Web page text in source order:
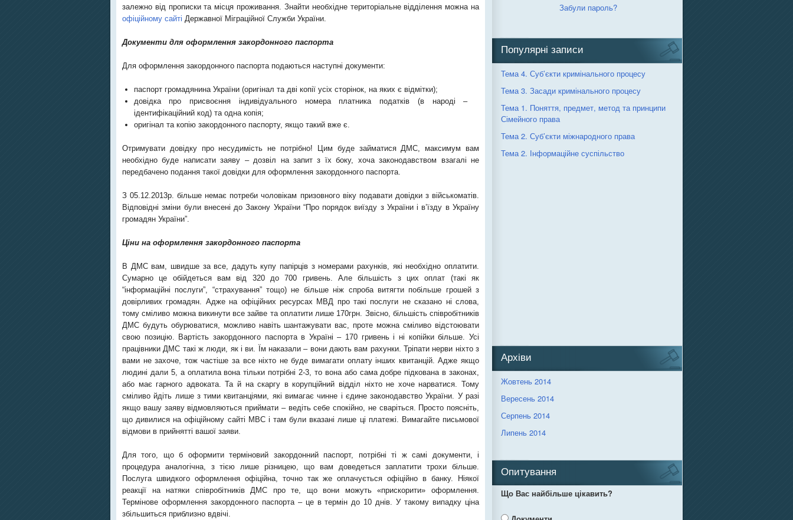
залежно від прописки та місця проживання. Знайти необхідне територіальне відділення можна на
офіційному сайті Державної Міграційної Служби України.
Документи для оформлення закордонного паспорта
Для оформлення закордонного паспорта подаються наступні документи:
паспорт громадянина України (оригінал та дві копії усіх сторінок, на яких є відмітки);
довідка про присвоєння індивідуального номера платника податків (в народі –
ідентифікаційний код) та одна копія;
оригінал та копію закордонного паспорту, якщо такий вже є.
Отримувати довідку про несудимість не потрібно! Цим буде займатися ДМС, максимум вам
необхідно буде написати заяву – дозвіл на запит з їх боку, хоча законодавством взагалі не
передбачено подання такої довідки для оформлення закордонного паспорта.
З 05.12.2013р. більше немає потреби чоловікам призовного віку подавати довідки з військоматів.
Відповідні зміни були внесені до Закону України “Про порядок виїзду з України і в’їзду в Україну
громадян України”.
Ціни на оформлення закордонного паспорта
В ДМС вам, швидше за все, дадуть купу папірців з номерами рахунків, які необхідно оплатити.
Сумарно це обійдеться вам від 320 до 700 гривень. Але більшість з цих оплат (такі як
“інформаційні послуги”, “страхування” тощо) не більше ніж спроба витягти побільше грошей з
довірливих громадян. Адже на офіційних ресурсах МВД про такі послуги не сказано ні слова,
тому сміливо можна викинути все зайве та оплатити лише 170грн. Звісно, більшість співробітників
ДМС будуть обурюватися, можливо навіть шантажувати вас, проте можна сміливо відстоювати
свою позицію. Вартість закордонного паспорта в Україні – 170 гривень і ні копійки більше. Усі
працівники ДМС такі ж люди, як і ви. Їм наказали – вони дають вам рахунки. Тріпати нерви ніхто з
вами не захоче, тож частіше за все ніхто не буде вимагати оплату інших квитанцій. Адже якщо
людині дали 5, а оплатила вона тільки потрібні 2-3, то вона або сама добре підкована в законах,
або має гарного адвоката. Та й на скаргу в корупційний відділ ніхто не хоче нарватися. Тому
сміливо йдіть лише з тими квитанціями, які вимагає чинне і єдине законодавство України. У разі
якщо вашу заяву відмовляються приймати – ведіть себе спокійно, не сваріться. Просто поясніть,
що дивилися на офіційному сайті МВС і там були вказані лише ці платежі. Вимагайте письмової
відмови в прийнятті вашої заяви.
Для того, що б оформити терміновий закордонний паспорт, потрібні ті ж самі документи, і
процедура аналогічна, з тією лише різницею, що вам доведеться заплатити трохи більше.
Послуга швидкого оформлення офіційна, точно так же оплачується офіційно в банку. Ніякої
реакції на натяки співробітників ДМС про те, що вони можуть «прискорити» оформлення.
Термінове оформлення закордонного паспорта – це в термін до 10 днів. У такому випадку ціна
збільшиться приблизно вдвічі.
Забули пароль?
Популярні записи
Тема 4. Суб’єкти кримінального процесу
Тема 3. Засади кримінального процесу
Тема 1. Поняття, предмет, метод та принципи
Сімейного права
Тема 2. Суб’єкти міжнародного права
Тема 2. Інформаційне суспільство
Архіви
Жовтень 2014
Вересень 2014
Серпень 2014
Липень 2014
Опитування
Що Вас найбільше цікавить?